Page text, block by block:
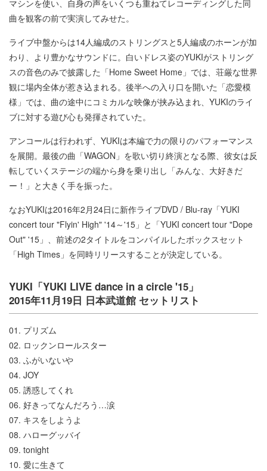
マシンを使い、自身の声をいくつも重ねてレコーディングした同
曲を観客の前で実演してみせた。
ライブ中盤からは14人編成のストリングスと5人編成のホーンが加
わり、より豊かなサウンドに。白いドレス姿のYUKIがストリング
スの音色のみで披露した「Home Sweet Home」では、荘厳な世界
観に場内全体が惹き込まれる。後半への入り口を開いた「恋愛模
様」では、曲の途中にコミカルな映像が挟み込まれ、YUKIのライ
ブに対する遊び心も発揮されていた。
アンコールは行われず、YUKIは本編で力の限りのパフォーマンス
を展開。最後の曲「WAGON」を歌い切り終演となる際、彼女は反
転していくステージの端から身を乗り出し「みんな、大好きだ
ー！」と大きく手を振った。
なおYUKIは2016年2月24日に新作ライブDVD / Blu-ray「YUKI
concert tour "Flyin' High" '14～'15」と「YUKI concert tour "Dope
Out" '15」、前述の2タイトルをコンパイルしたボックスセット
「High Times」を同時リリースすることが決定している。
YUKI「YUKI LIVE dance in a circle '15」
2015年11月19日 日本武道館 セットリスト
01. プリズム
02. ロックンロールスター
03. ふがいないや
04. JOY
05. 誘惑してくれ
06. 好きってなんだろう…涙
07. キスをしようよ
08. ハローグッバイ
09. tonight
10. 愛に生きて